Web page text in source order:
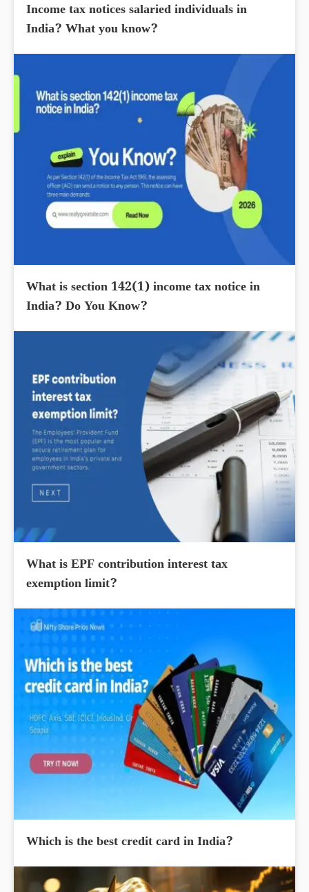
Income tax notices salaried individuals in
India? What you know?
What is section 142(1) income tax notice in
India? Do You Know?
What is EPF contribution interest tax
exemption limit?
Which is the best credit card in India?